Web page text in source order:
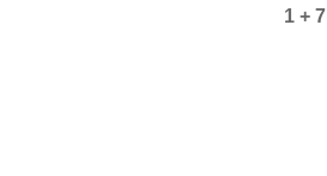
1 + 7